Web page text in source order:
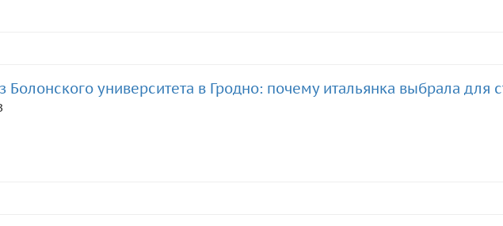
Болонского университета в Гродно: почему итальянка выбрала для